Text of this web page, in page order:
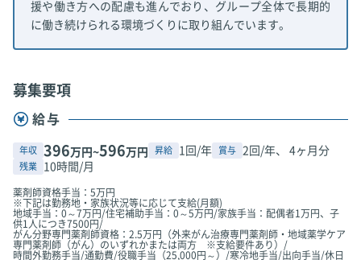
援や働き方への配慮も進んでおり、グループ全体で長期的
に働き続けられる環境づくりに取り組んでいます。
募集要項
給与
年収 396万円~596万円 昇給 1回/年 賞与 2回/年、 4ヶ月分
残業 10時間/月
薬剤師資格手当：5万円
※下記は勤務地・家族状況等に応じて支給(月額)
地域手当：0～7万円/住宅補助手当：0～5万円/家族手当：配偶者1万円、子
供1人につき7500円/
がん分野専門薬剤師資格：2.5万円（外来がん治療専門薬剤師・地域薬学ケア
専門薬剤師（がん）のいずれかまたは両方 ※支給要件あり）/
時間外勤務手当/通勤費/役職手当（25,000円～）/寒冷地手当/出向手当/休日